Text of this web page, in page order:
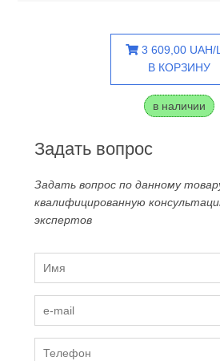
3 609,00
В КОРЗИНУ
в наличии
Задать вопрос
Задать вопрос по данному
квалифицированную
экспертов